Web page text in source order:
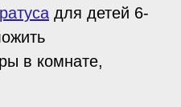
для детей 6-
в комнате,